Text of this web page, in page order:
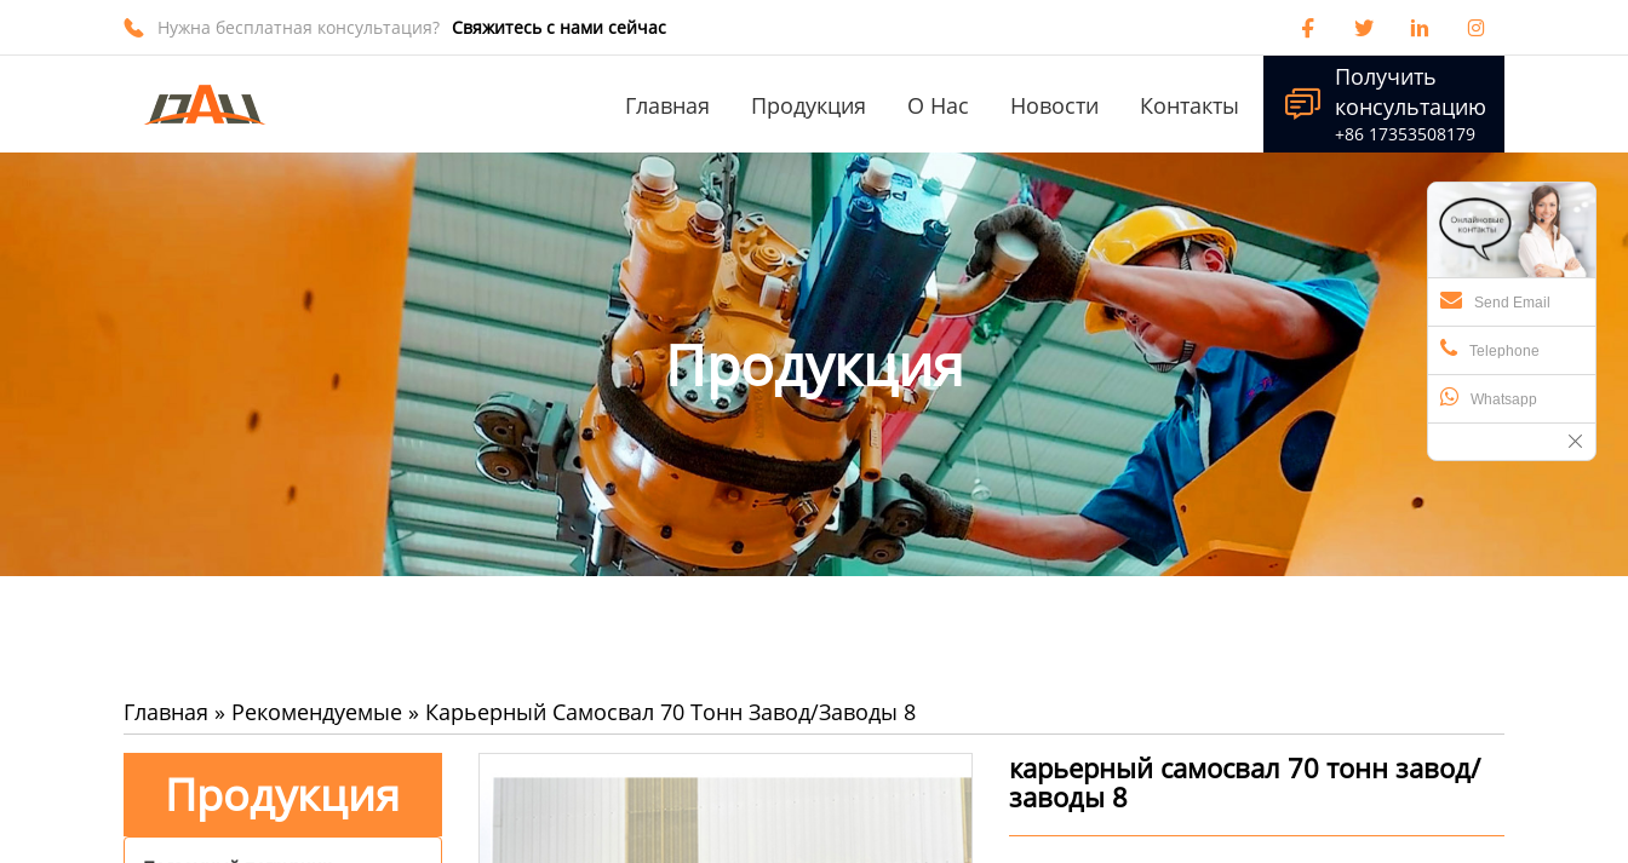
 Нужна бесплатная консультация? Свяжитесь с нами сейчас    
Главная Продукция О Нас Новости Контакты 
Получить
консультацию
+86 17353508179
О нас
Send Email
Telephone
Whatsapp
Продукция
Главная » Рекомендуемые » Карьерный Самосвал 70 Тонн Завод/заводы 8
Продукция
карьерный самосвал 70 тонн завод/
заводы 8